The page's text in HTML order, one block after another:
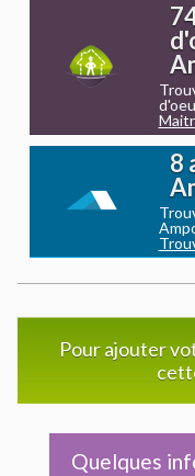
8
Pour ajouter
Quelques